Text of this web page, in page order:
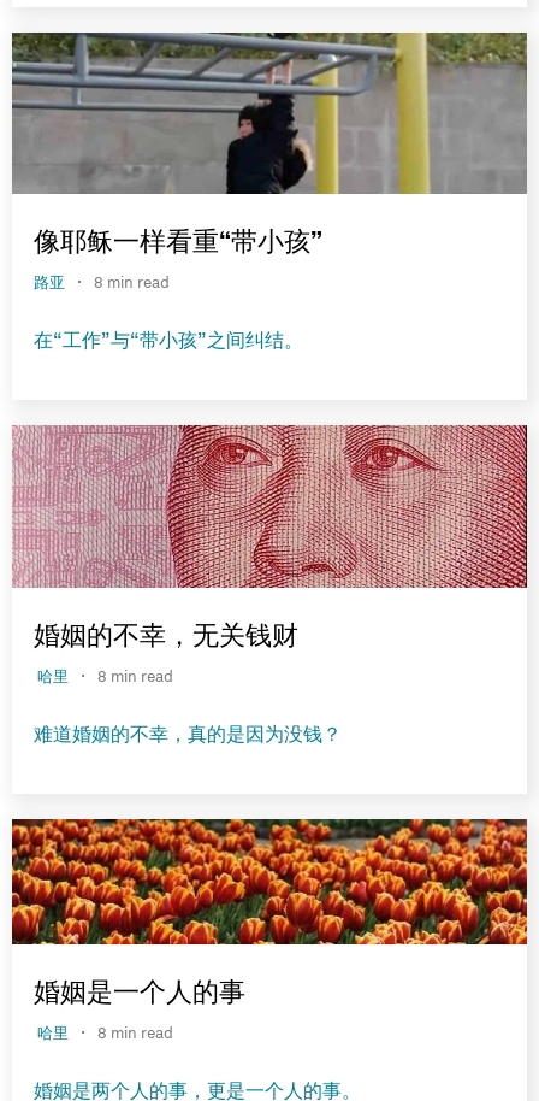
像耶稣一样看重“带小孩”
路亚 · 8 min read
在“工作”与“带小孩”之间纠结。
婚姻的不幸，无关钱财
哈里 · 8 min read
难道婚姻的不幸，真的是因为没钱？
婚姻是一个人的事
哈里 · 8 min read
婚姻是两个人的事，更是一个人的事。